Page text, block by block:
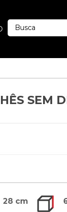
SEM
28 cm